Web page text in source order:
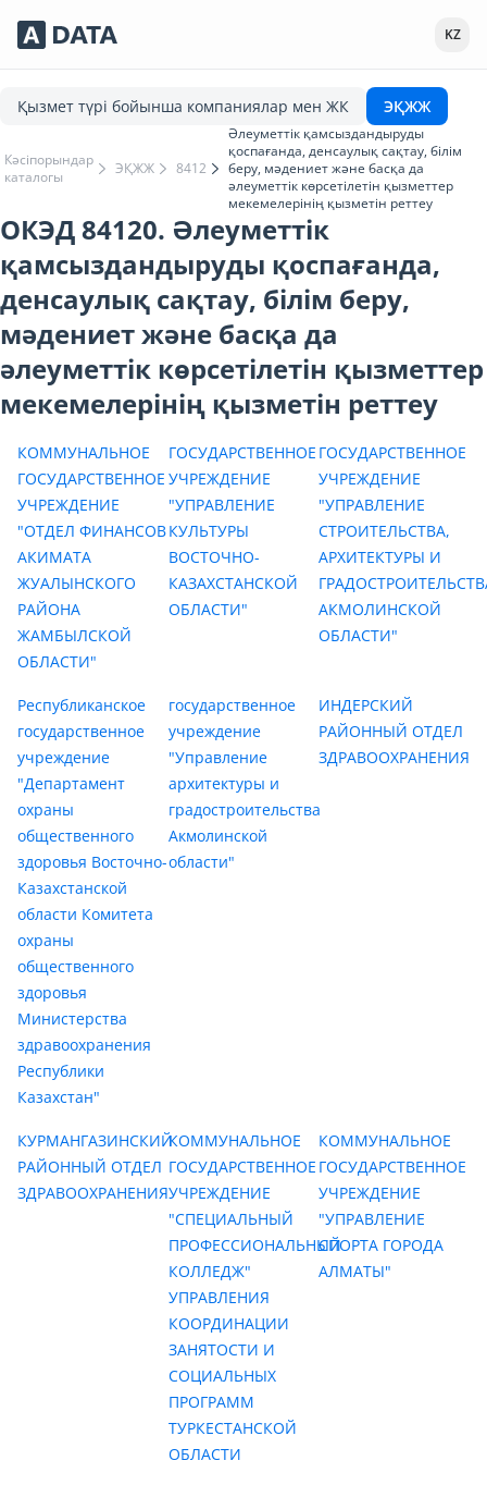
Сервисы Adata.kz KZ
Қызмет түрі бойынша компаниялар мен ЖК ЭҚЖЖ
Кәсіпорындар
каталогы
ЭҚЖЖ 8412
Әлеуметтік қамсыздандыруды
қоспағанда, денсаулық сақтау, білім
беру, мәдениет және басқа да
әлеуметтік көрсетілетін қызметтер
мекемелерінің қызметін реттеу
ОКЭД 84120. Әлеуметтік
қамсыздандыруды қоспағанда,
денсаулық сақтау, білім беру,
мәдениет және басқа да
әлеуметтік көрсетілетін қызметтер
мекемелерінің қызметін реттеу
КОММУНАЛЬНОЕ
ГОСУДАРСТВЕННОЕ
УЧРЕЖДЕНИЕ
"ОТДЕЛ ФИНАНСОВ
АКИМАТА
ЖУАЛЫНСКОГО
РАЙОНА
ЖАМБЫЛСКОЙ
ОБЛАСТИ"
ГОСУДАРСТВЕННОЕ
УЧРЕЖДЕНИЕ
"УПРАВЛЕНИЕ
КУЛЬТУРЫ
ВОСТОЧНО-
КАЗАХСТАНСКОЙ
ОБЛАСТИ"
ГОСУДАРСТВЕННОЕ
УЧРЕЖДЕНИЕ
"УПРАВЛЕНИЕ
СТРОИТЕЛЬСТВА,
АРХИТЕКТУРЫ И
АКМОЛИНСКОЙ
ОБЛАСТИ"
Республиканское
государственное
учреждение
"Департамент
охраны
общественного
здоровья Восточно-
Казахстанской
области Комитета
охраны
общественного
здоровья
Министерства
здравоохранения
Республики
Казахстан"
государственное
учреждение
"Управление
архитектуры и
градостроительства
Акмолинской
области"
ИНДЕРСКИЙ
РАЙОННЫЙ ОТДЕЛ
ЗДРАВООХРАНЕНИЯ
КУРМАНГАЗИНСКИЙ
РАЙОННЫЙ ОТДЕЛ
ЗДРАВООХРАНЕНИЯ
КОММУНАЛЬНОЕ
ГОСУДАРСТВЕННОЕ
УЧРЕЖДЕНИЕ
"СПЕЦИАЛЬНЫЙ
ПРОФЕССИОНАЛЬНЫЙ
КОЛЛЕДЖ"
УПРАВЛЕНИЯ
КООРДИНАЦИИ
ЗАНЯТОСТИ И
СОЦИАЛЬНЫХ
ПРОГРАММ
ТУРКЕСТАНСКОЙ
ОБЛАСТИ
КОММУНАЛЬНОЕ
ГОСУДАРСТВЕННОЕ
УЧРЕЖДЕНИЕ
"УПРАВЛЕНИЕ
СПОРТА ГОРОДА
АЛМАТЫ"